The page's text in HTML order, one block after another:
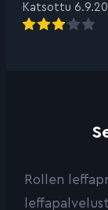
Katsottu
Rollen